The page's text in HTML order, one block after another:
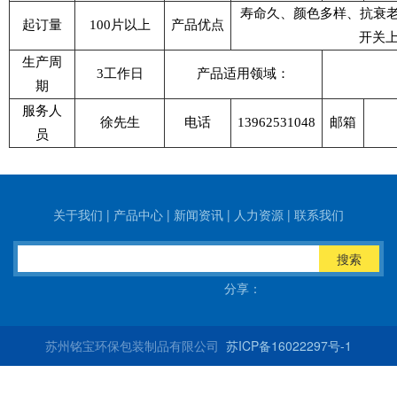
起订量 100片以上 产品优点
寿命久、颜色多样、抗衰
开关
生产周
期
3工作日 产品适用领域：
服务人
员
徐先生 电话 13962531048 邮箱
关于我们 | 产品中心 | 新闻资讯 | 人力资源 | 联系我们
搜索
分享：
苏州铭宝环保包装制品有限公司 苏ICP备16022297号-1